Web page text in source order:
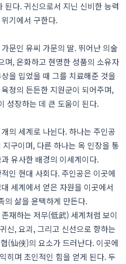
된다. 귀신으로서 지닌 신비한 능력
기에서 구한다.
문인 유씨 가문의 딸. 뛰어난 의술
며, 온화하고 현명한 성품의 소유자
을 입었을 때 그를 치료해준 것을
정의 든든한 지원군이 되어주며,
성장하는 데 큰 도움이 된다.
의 세계로 나뉜다. 하나는 주인공
구이며, 다른 하나는 옥 인장을 통
유사한 배경의 이세계이다.
인 현대 사회다. 주인공은 이곳에
세계에서 얻은 자원을 이곳에서
의 삶을 윤택하게 만든다.
재하는 저무(低武) 세계처럼 보이
신, 요괴, 그리고 신선으로 향하는
(仙侠)의 요소가 드러난다. 이곳에
히며 초인적인 힘을 얻게 된다. 두